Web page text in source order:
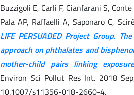
Buzzigoli E, Carli F, Cianfarani S,
Pala AP, Raffaelli A, Saponaro C,
LIFE PERSUADED Project Group.
approach on phthalates and
mother-child pairs linking
Environ Sci Pollut Res Int. 2018
10.1007/s11356-018-2660-4.